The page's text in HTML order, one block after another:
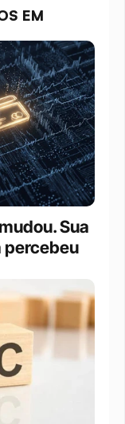
EM
Sua
percebeu